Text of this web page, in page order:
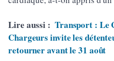
Lire aussi : Transport : Le
Chargeurs invite les
retourner avant le 31 août